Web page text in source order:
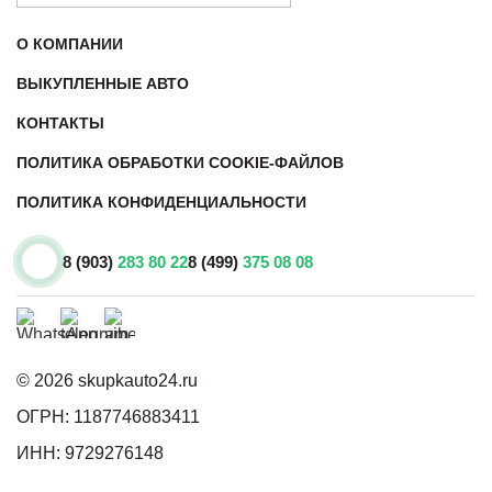
О КОМПАНИИ
ВЫКУПЛЕННЫЕ АВТО
КОНТАКТЫ
ПОЛИТИКА ОБРАБОТКИ COOKIE-ФАЙЛОВ
ПОЛИТИКА КОНФИДЕНЦИАЛЬНОСТИ
8 (903) 283 80 228 (499) 375 08 08
© 2026 skupkauto24.ru
ОГРН: 1187746883411
ИНН: 9729276148